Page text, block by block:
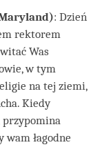
: Dzień
rektorem
Was
w tym
na tej ziemi,
Kiedy
przypomina
łagodne